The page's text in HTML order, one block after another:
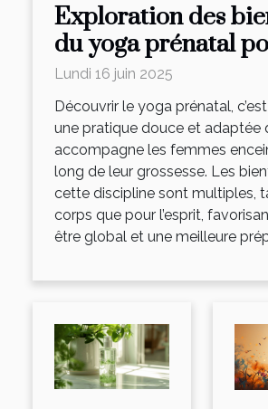
Exploration des
du yoga prénatal
futures mamans
Lundi 16 juin 2025
Découvrir le yoga prénatal, c’est
une pratique douce et adaptée
accompagne les femmes
long de leur grossesse. Les
cette discipline sont multiples,
corps que pour l’esprit,
être global et une meilleure